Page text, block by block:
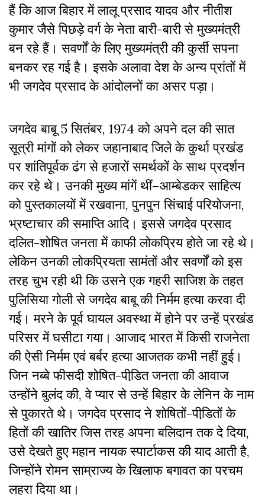
हैं कि आज बिहार में लालू प्रसाद यादव और नीतीश
कुमार जैसे पिछड़े वर्ग के नेता बारी-बारी से मुख्यमंत्री
बन रहे हैं। सवर्णों के लिए मुख्यमंत्री की कुर्सी सपना
बनकर रह गई है। इसके अलावा देश के अन्य प्रांतों में
भी जगदेव प्रसाद के आंदोलनों का असर पड़ा।
जगदेव बाबू 5 सितंबर, 1974 को अपने दल की सात
सूत्री मांगों को लेकर जहानाबाद जिले के कुर्था प्रखंड
पर शांतिपूर्वक ढंग से हजारों समर्थकों के साथ प्रदर्शन
कर रहे थे। उनकी मुख्य मांगें थीं–आम्बेडकर साहित्य
को पुस्तकालयों में रखवाना, पुनपुन सिंचाई परियोजना,
भ्रष्टाचार की समाप्ति आदि। इससे जगदेव प्रसाद
दलित-शोषित जनता में काफी लोकप्रिय होते जा रहे थे।
लेकिन उनकी लोकप्रियता सामंतों और सवर्णों को इस
तरह चुभ रही थी कि उसने एक गहरी साजिश के तहत
पुलिसिया गोली से जगदेव बाबू की निर्मम हत्या करवा दी
गई। मरने के पूर्व घायल अवस्था में होने पर उन्हें प्रखंड
परिसर में घसीटा गया। आजाद भारत में किसी राजनेता
की ऐसी निर्मम एवं बर्बर हत्या आजतक कभी नहीं हुई।
जिन नब्बे फीसदी शोषित-पीडि़त जनता की आवाज
उन्होंने बुलंद की, वे प्यार से उन्हें बिहार के लेनिन के नाम
से पुकारते थे। जगदेव प्रसाद ने शोषितों-पीडि़तों के
हितों की खातिर जिस तरह अपना बलिदान तक दे दिया,
उसे देखते हुए महान नायक स्पार्टाकस की याद आती है,
जिन्होंने रोमन साम्राज्य के खिलाफ बगावत का परचम
लहरा दिया था।